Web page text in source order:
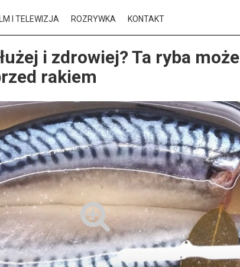
I TELEWIZJA ROZRYWKA KONTAKT
i zdrowiej? Ta ryba może
rakiem